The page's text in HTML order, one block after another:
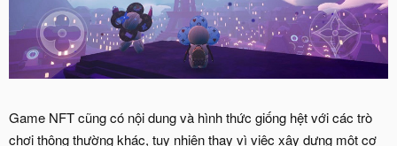
Game NFT cũng có nội dung và hình thức giống hệt với các trò
chơi thông thường khác, tuy nhiên thay vì việc xây dựng một cơ